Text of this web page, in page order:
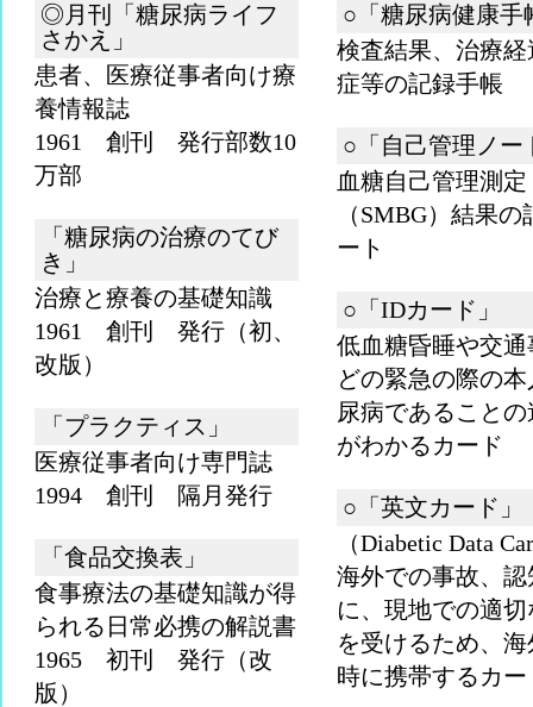
◎月刊「糖尿病ライフ
さかえ」
患者、医療従事者向け療
養情報誌
1961 創刊 発行部数10
万部
「糖尿病の治療のてび
き」
治療と療養の基礎知識
1961 創刊 発行（初、
改版）
「プラクティス」
医療従事者向け専門誌
1994 創刊 隔月発行
「食品交換表」
食事療法の基礎知識が得
られる日常必携の解説書
1965 初刊 発行（改
版）
○「糖尿病健康手
検査結果、治療経
症等の記録手帳
○「自己管理ノー
血糖自己管理測定
（SMBG）結果の
ート
○「IDカード」
低血糖昏睡や交通
どの緊急の際の
尿病であること
がわかるカード
○「英文カード」
（Diabetic Data
海外での事故、認
に、現地での適
を受けるため、
時に携帯するカー